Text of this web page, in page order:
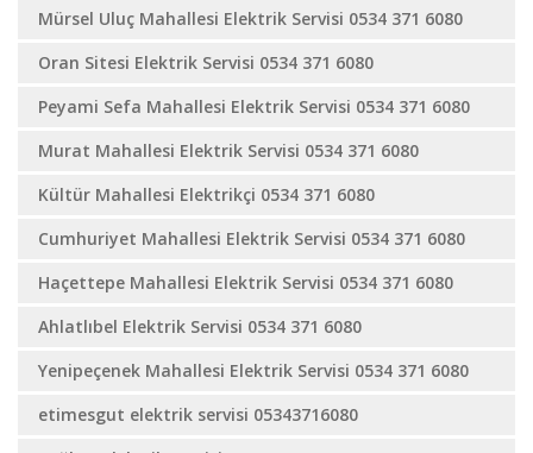
Mürsel Uluç Mahallesi Elektrik Servisi 0534 371 6080
Oran Sitesi Elektrik Servisi 0534 371 6080
Peyami Sefa Mahallesi Elektrik Servisi 0534 371 6080
Murat Mahallesi Elektrik Servisi 0534 371 6080
Kültür Mahallesi Elektrikçi 0534 371 6080
Cumhuriyet Mahallesi Elektrik Servisi 0534 371 6080
Haçettepe Mahallesi Elektrik Servisi 0534 371 6080
Ahlatlıbel Elektrik Servisi 0534 371 6080
Yenipeçenek Mahallesi Elektrik Servisi 0534 371 6080
etimesgut elektrik servisi 05343716080